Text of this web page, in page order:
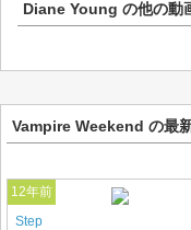
Diane Young の他の動
Vampire Weekend の最
12年前
Step